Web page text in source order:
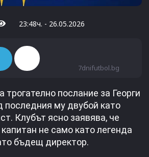
23:48ч. - 26.05.2026
7dnifutbol.bg
трогателно послание за Георги
последния му двубой като
Клубът ясно заявява, че
не само като легенда
бъдещ директор.